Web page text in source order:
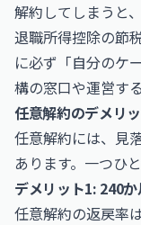
解約してしまうと
退職所得控除の節
に必ず「自分のケ
構の窓口や運営す
任意解約のデメリ
任意解約には、見
あります。一つひ
デメリット1: 240
任意解約の返戻率